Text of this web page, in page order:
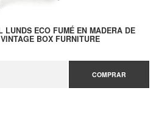
LUNDS ECO FUMÉ EN MADERA DE
BOX FURNITURE
COMPRAR